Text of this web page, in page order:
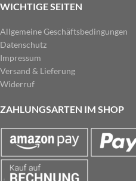
WICHTIGE SEITEN
Allgemeine Geschäftsbedingungen
Datenschutz
Impressum
Versand & Lieferung
Widerruf
ZAHLUNGSARTEN IM SHOP